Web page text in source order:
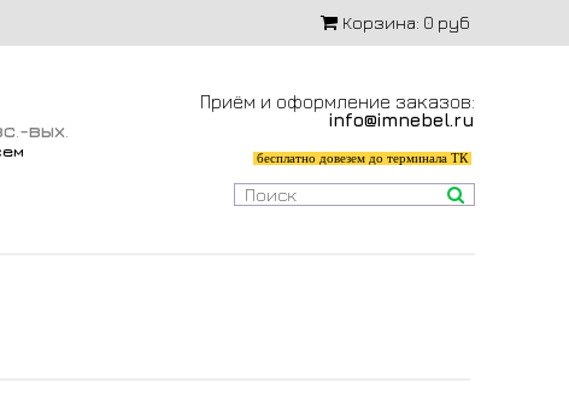
Корзина: 0 руб
-вых
Приём и оформление заказов:
info@imnebel.ru
бесплатно довезем до терминала ТК